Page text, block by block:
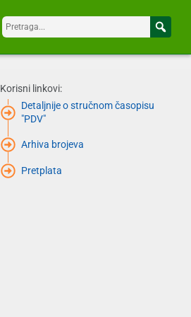
Korisni linkovi:
Detaljnije o stručnom časopisu
"PDV"
Arhiva brojeva
Pretplata